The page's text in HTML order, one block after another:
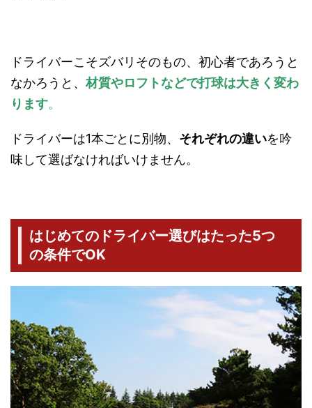
ドライバーこそズバリそのもの、初心者であろうと
なかろうと、材質やロフトなどで打球は大きく変わ
ります。
ドライバーは1本ごとに別物、 それぞれの違いを吟
味して選ばなければいけません。
はじめてのドライバー選びはたった5つ
の条件でOK